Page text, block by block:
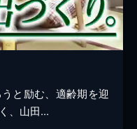
と励む、適齢期を迎
、山田...